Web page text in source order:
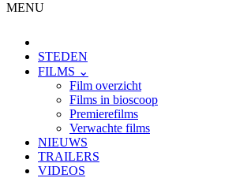
MENU
STEDEN
FILMS ⌄
Film overzicht
Films in bioscoop
Premierefilms
Verwachte films
NIEUWS
TRAILERS
VIDEOS